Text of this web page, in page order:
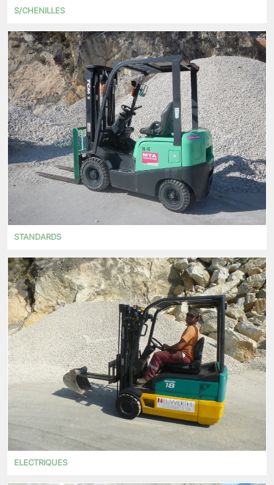
S/CHENILLES
STANDARDS
ELECTRIQUES